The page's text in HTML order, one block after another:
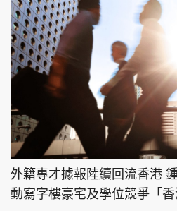
外籍專才據報陸續回流香港
動寫字樓豪宅及學位競爭「香